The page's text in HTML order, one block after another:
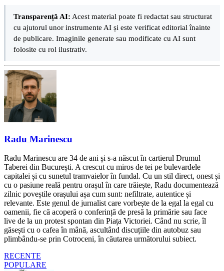
Transparență AI: Acest material poate fi redactat sau structurat
cu ajutorul unor instrumente AI și este verificat editorial înainte
de publicare. Imaginile generate sau modificate cu AI sunt
folosite cu rol ilustrativ.
Radu Marinescu
Radu Marinescu are 34 de ani și s-a născut în cartierul Drumul
Taberei din București. A crescut cu miros de tei pe bulevardele
capitalei și cu sunetul tramvaielor în fundal. Cu un stil direct, onest și
cu o pasiune reală pentru orașul în care trăiește, Radu documentează
zilnic poveștile orașului așa cum sunt: nefiltrate, autentice și
relevante. Este genul de jurnalist care vorbește de la egal la egal cu
oamenii, fie că acoperă o conferință de presă la primărie sau face
live de la un protest spontan din Piața Victoriei. Când nu scrie, îl
găsești cu o cafea în mână, ascultând discuțiile din autobuz sau
plimbându-se prin Cotroceni, în căutarea următorului subiect.
RECENTE
POPULARE